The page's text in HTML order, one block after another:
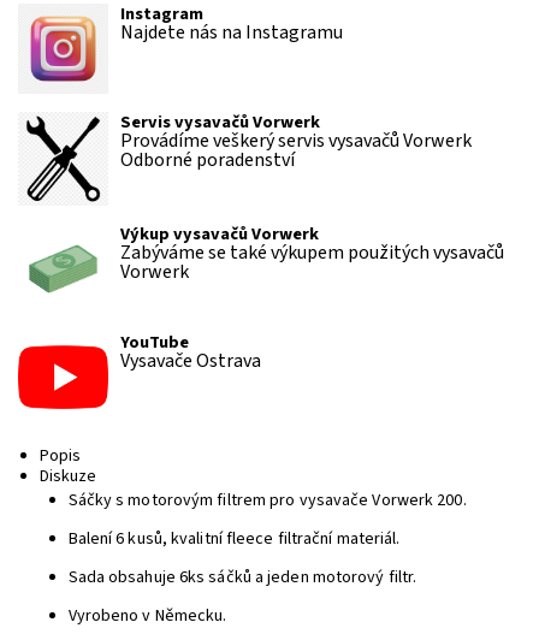
Instagram
Najdete nás na Instagramu
Servis vysavačů Vorwerk
Provádíme veškerý servis vysavačů Vorwerk
Odborné poradenství
Výkup vysavačů Vorwerk
Zabýváme se také výkupem použitých vysavačů
Vorwerk
YouTube
Vysavače Ostrava
Popis
Diskuze
Sáčky s motorovým filtrem pro vysavače Vorwerk 200.
Balení 6 kusů, kvalitní fleece filtrační materiál.
Sada obsahuje 6ks sáčků a jeden motorový filtr.
Vyrobeno v Německu.